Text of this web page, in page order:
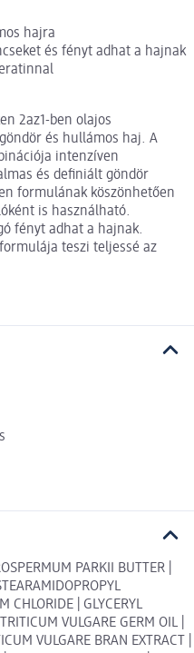
hajra
és fényt adhat a hajnak
2az1-ben olajos
és hullámos haj. A
intenzíven
és definiált göndör
formulának köszönhetően
is használható.
fényt adhat a hajnak.
teszi teljessé az
PARKII BUTTER |
CHLORIDE | GLYCERYL
VULGARE GERM OIL |
VULGARE BRAN EXTRACT |